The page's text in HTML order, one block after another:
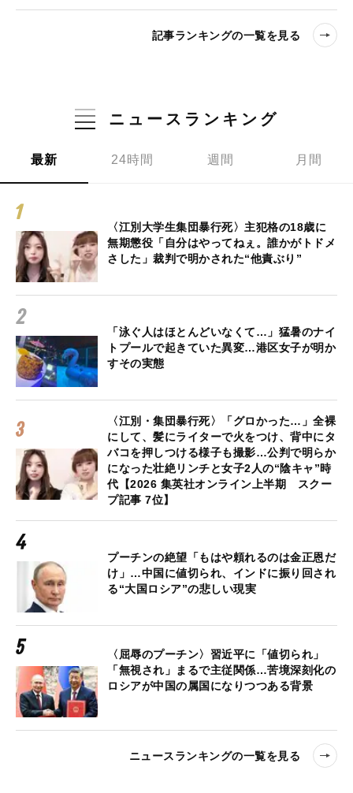
記事ランキングの一覧を見る
ニュースランキング
最新 24時間 週間 月間
〈江別大学生集団暴行死〉主犯格の18歳に
無期懲役「自分はやってねぇ。誰かがトドメ
さした」裁判で明かされた“他責ぶり”
「泳ぐ人はほとんどいなくて…」猛暑のナイ
トプールで起きていた異変…港区女子が明か
すその実態
〈江別・集団暴行死〉「グロかった…」全裸
にして、髪にライターで火をつけ、背中にタ
バコを押しつける様子も撮影…公判で明らか
になった壮絶リンチと女子2人の“陰キャ”時
代【2026 集英社オンライン上半期 スクー
プ記事 7位】
プーチンの絶望「もはや頼れるのは金正恩だ
け」…中国に値切られ、インドに振り回され
る“大国ロシア”の悲しい現実
〈屈辱のプーチン〉習近平に「値切られ」
「無視され」まるで主従関係…苦境深刻化の
ロシアが中国の属国になりつつある背景
ニュースランキングの一覧を見る